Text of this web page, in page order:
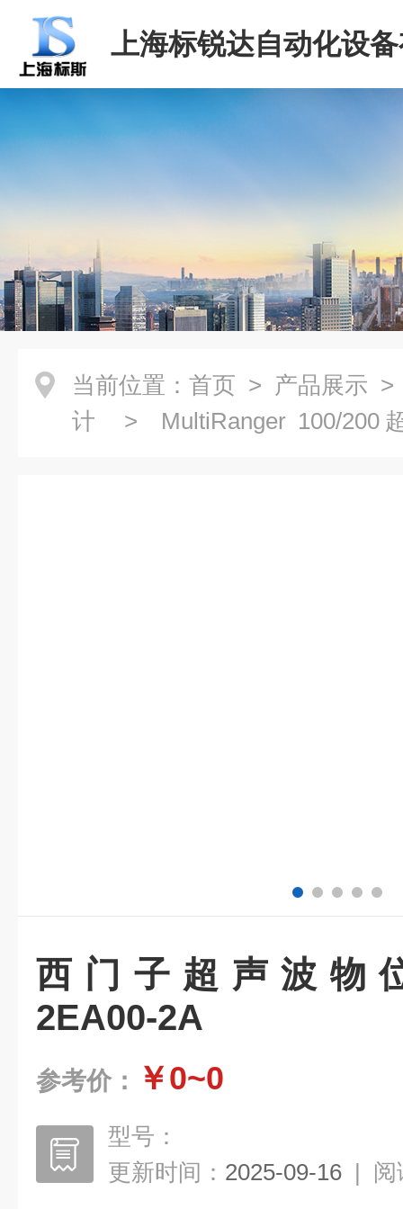
上海标锐达自动化设
司
当前位置： 首页 > 产品展示
计
> MultiRanger 100/
西门子超声波物
2EA00-2A
参考价： ￥0~0
型号：
更新时间： 2025-09-16 | 阅